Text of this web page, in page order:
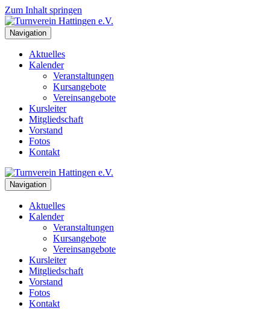
Zum Inhalt springen
Navigation
Aktuelles
Kalender
Veranstaltungen
Kursangebote
Vereinsangebote
Kursleiter
Mitgliedschaft
Vorstand
Fotos
Kontakt
Navigation
Aktuelles
Kalender
Veranstaltungen
Kursangebote
Vereinsangebote
Kursleiter
Mitgliedschaft
Vorstand
Fotos
Kontakt